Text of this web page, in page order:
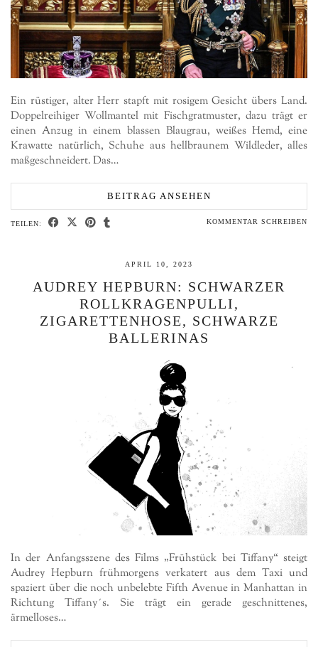
Ein rüstiger, alter Herr stapft mit rosigem Gesicht übers Land.
Doppelreihiger Wollmantel mit Fischgratmuster, dazu trägt er
einen Anzug in einem blassen Blaugrau, weißes Hemd, eine
Krawatte natürlich, Schuhe aus hellbraunem Wildleder, alles
maßgeschneidert. Das…
BEITRAG ANSEHEN
TEILEN: KOMMENTAR SCHREIBEN
APRIL 10, 2023
AUDREY HEPBURN: SCHWARZER
ROLLKRAGENPULLI,
ZIGARETTENHOSE, SCHWARZE
BALLERINAS
In der Anfangsszene des Films „Frühstück bei Tiffany“ steigt
Audrey Hepburn frühmorgens verkatert aus dem Taxi und
spaziert über die noch unbelebte Fifth Avenue in Manhattan in
Richtung Tiffany´s. Sie trägt ein gerade geschnittenes,
ärmelloses…